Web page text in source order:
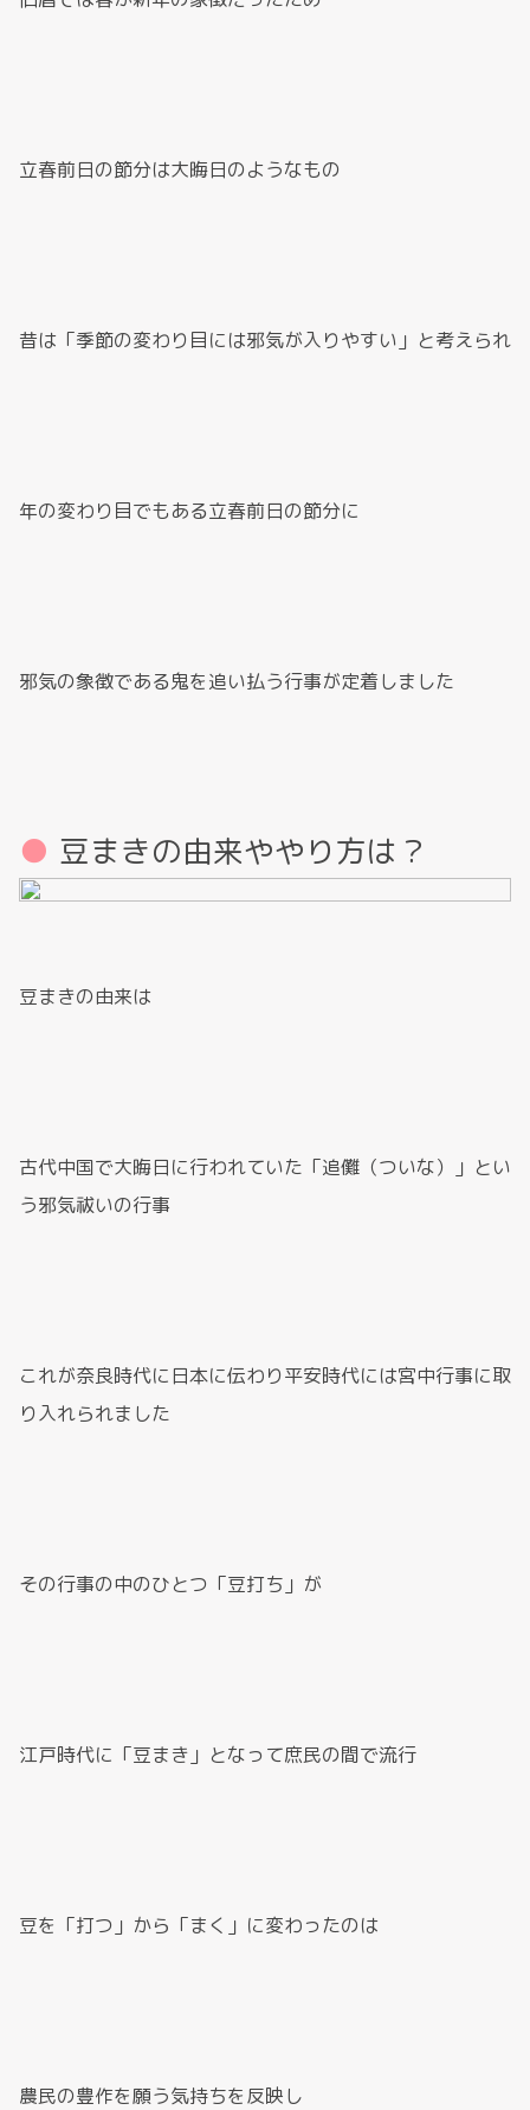
立春前日の節分は大晦日のようなもの
昔は「季節の変わり目には邪気が入りやすい」と考えられ
年の変わり目でもある立春前日の節分に
邪気の象徴である鬼を追い払う行事が定着しました
豆まきの由来ややり方は？
豆まきの由来は
古代中国で大晦日に行われていた「追儺（ついな）」とい
う邪気祓いの行事
これが奈良時代に日本に伝わり平安時代には宮中行事に取
り入れられました
その行事の中のひとつ「豆打ち」が
江戸時代に「豆まき」となって庶民の間で流行
豆を「打つ」から「まく」に変わったのは
農民の豊作を願う気持ちを反映し